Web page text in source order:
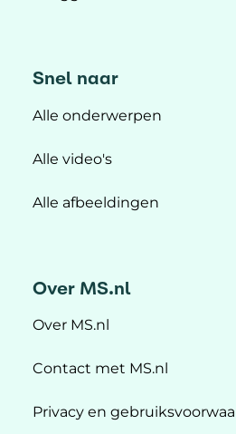
Snel naar
Alle onderwerpen
Alle video's
Alle afbeeldingen
Over MS.nl
Over MS.nl
Contact met MS.nl
Privacy en